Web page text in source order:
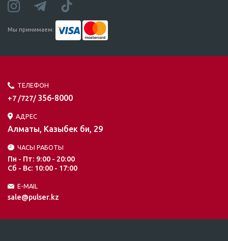
Мы принимаем:
ТЕЛЕФОН
+7 /727/ 356-8000
АДРЕС
Алматы, Казыбек би, 29
ЧАСЫ РАБОТЫ
Пн - Пт: 9:00 - 20:00
Сб - Вс: 10:00 - 17:00
E-MAIL
sale@pulser.kz